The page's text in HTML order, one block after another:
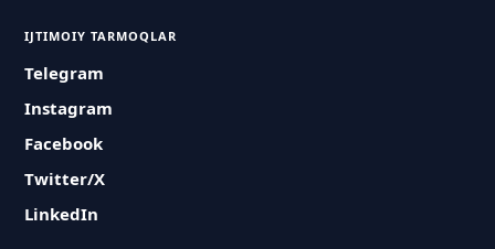
IJTIMOIY TARMOQLAR
Telegram
Instagram
Facebook
Twitter/X
LinkedIn